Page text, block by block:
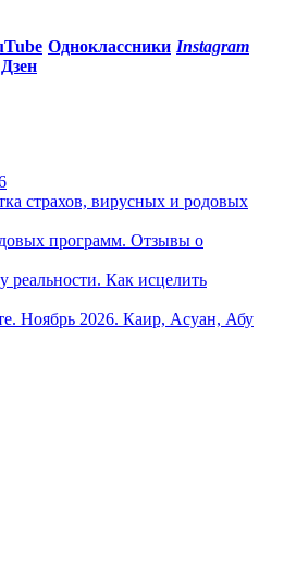
Tube Одноклассники Instagram
страхов, вирусных и родовых
программ. Отзывы о
реальности. Как исцелить
Ноябрь 2026. Каир, Асуан, Абу